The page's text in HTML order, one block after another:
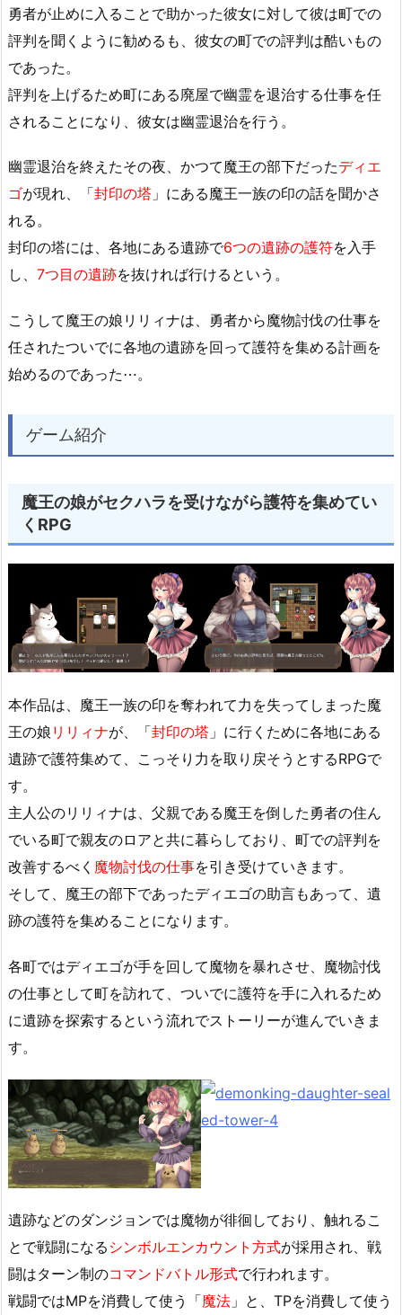
勇者が止めに入ることで助かった彼女に対して彼は町での
評判を聞くように勧めるも、彼女の町での評判は酷いもの
であった。
評判を上げるため町にある廃屋で幽霊を退治する仕事を任
されることになり、彼女は幽霊退治を行う。
幽霊退治を終えたその夜、かつて魔王の部下だったディエ
ゴが現れ、「封印の塔 」にある魔王一族の印の話を聞かさ
れる。
封印の塔には、各地にある遺跡で6つの遺跡の護符を入手
し、 7つ目の遺跡を抜ければ行けるという。
こうして魔王の娘リリィナは、勇者から魔物討伐の仕事を
任されたついでに各地の遺跡を回って護符を集める計画を
始めるのであった⋯。
ゲーム紹介
魔王の娘がセクハラを受けながら護符を集めてい
くRPG
本作品は、魔王一族の印を奪われて力を失ってしまった魔
王の娘 リリィナが、「封印の塔 」に行くために各地にある
遺跡で護符集めて、こっそり力を取り戻そうとするRPGで
す。
主人公のリリィナは、父親である魔王を倒した勇者の住ん
でいる町で親友のロアと共に暮らしており、町での評判を
改善するべく 魔物討伐の仕事を引き受けていきます。
そして、魔王の部下であったディエゴの助言もあって、遺
跡の護符を集めることになります。
各町ではディエゴが手を回して魔物を暴れさせ、魔物討伐
の仕事として町を訪れて、ついでに護符を手に入れるため
に遺跡を探索するという流れでストーリーが進んでいきま
す。
遺跡などのダンジョンでは魔物が徘徊しており、触れるこ
とで戦闘になる シンボルエンカウント方式が採用され、戦
闘はターン制のコマンドバトル形式で行われます。
戦闘ではMPを消費して使う「魔法 」と、TPを消費して使う